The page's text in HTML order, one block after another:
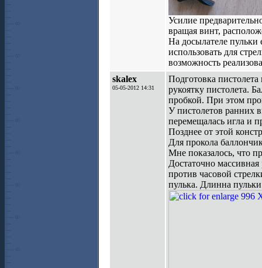
Усилие
вращая винт,
На досылателе пульки
использовать для
возможность
skalex
05-05-2012 14:31
Подготовка
рукоятку пистолета.
пробкой. При этом
У пистолетов ранних
перемещалась игла и
Позднее от этой
Для прокола
Мне показалось, что
Достаточно
против часовой
пулька. Длинна